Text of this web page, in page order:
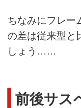
ちなみにフレー
の差は従来型と
しょう……
前後サス